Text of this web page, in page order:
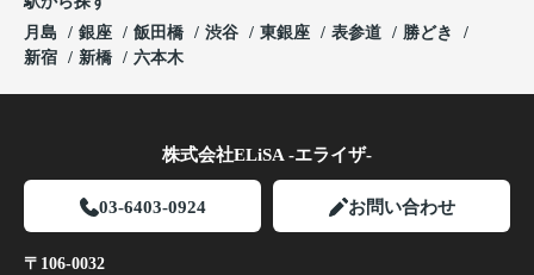
月島
銀座 飯田橋 渋谷 東銀座 表参道
勝どき
新宿
新橋 六本木
株式会社ELiSA -エライザ-
03-6403-0924 お問い合わせ
〒106-0032